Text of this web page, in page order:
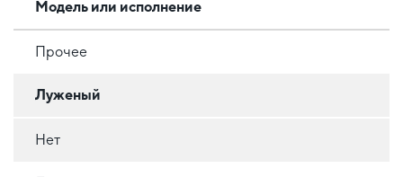
Модель или исполнение
Прочее
Луженый
Нет